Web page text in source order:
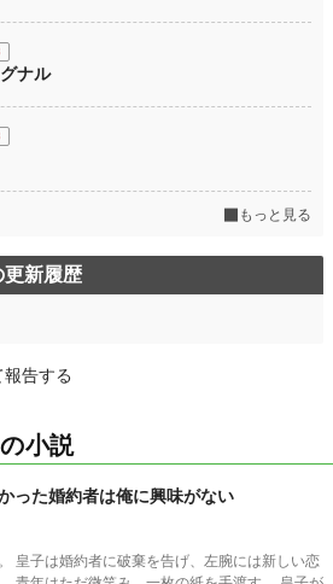
ナル
もっと見る
更新履歴
告する
小説
った婚約者は俺に興味がない
皇子は婚約者に破棄を告げ、左腕には新しい恋